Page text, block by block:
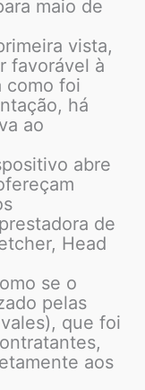
maio de
vista,
favorável à
como foi
há
ao
abre
de
Head
se o
pelas
que foi
aos